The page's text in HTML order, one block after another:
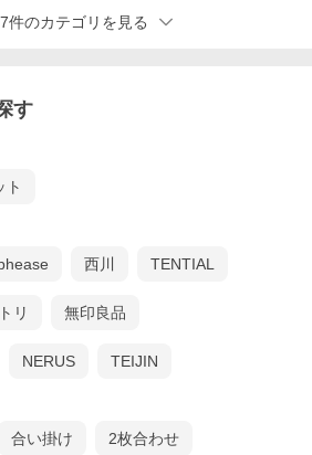
件のカテゴリを見る
す
ト
西川 TENTIAL
リ 無印良品
NERUS TEIJIN
合い掛け 2枚合わせ